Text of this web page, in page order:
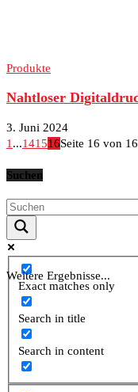
Produkte
Nahtloser
3. Juni 2024
1 ...141516Seite 16 von 16
Suchen
Weitere Ergebnisse...
Exact matches only
Search in title
Search in content